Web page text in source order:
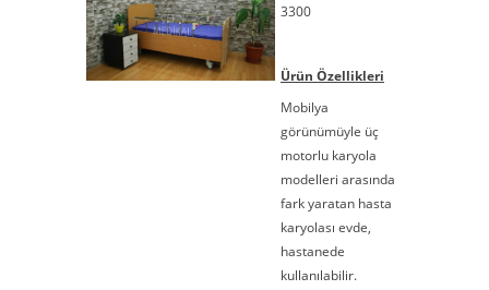
3300
Ürün Özellikleri
Mobilya
görünümüyle üç
motorlu karyola
modelleri arasında
fark yaratan hasta
karyolası evde,
hastanede
kullanılabilir.